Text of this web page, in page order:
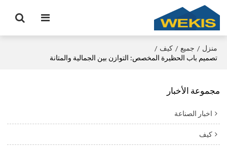
منزل / جميع / كيف /
تصميم باب الحظيرة المخصص: التوازن بين الجمالية والمتانة
مجموعة الأخبار
اخبار الصناعة
كيف